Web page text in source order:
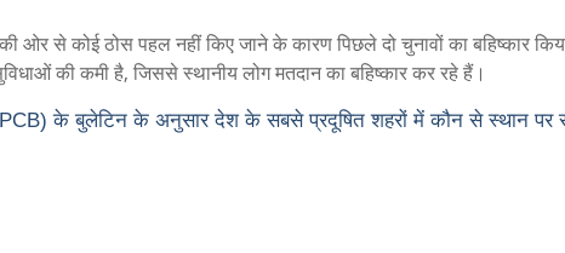
ओर से कोई ठोस पहल नहीं किए जाने के कारण पिछले दो चुनावों का बहिष्कार
की कमी है, जिससे स्थानीय लोग मतदान का बहिष्कार कर रहे हैं।
के बुलेटिन के अनुसार देश के सबसे प्रदूषित शहरों में कौन से स्थान पर